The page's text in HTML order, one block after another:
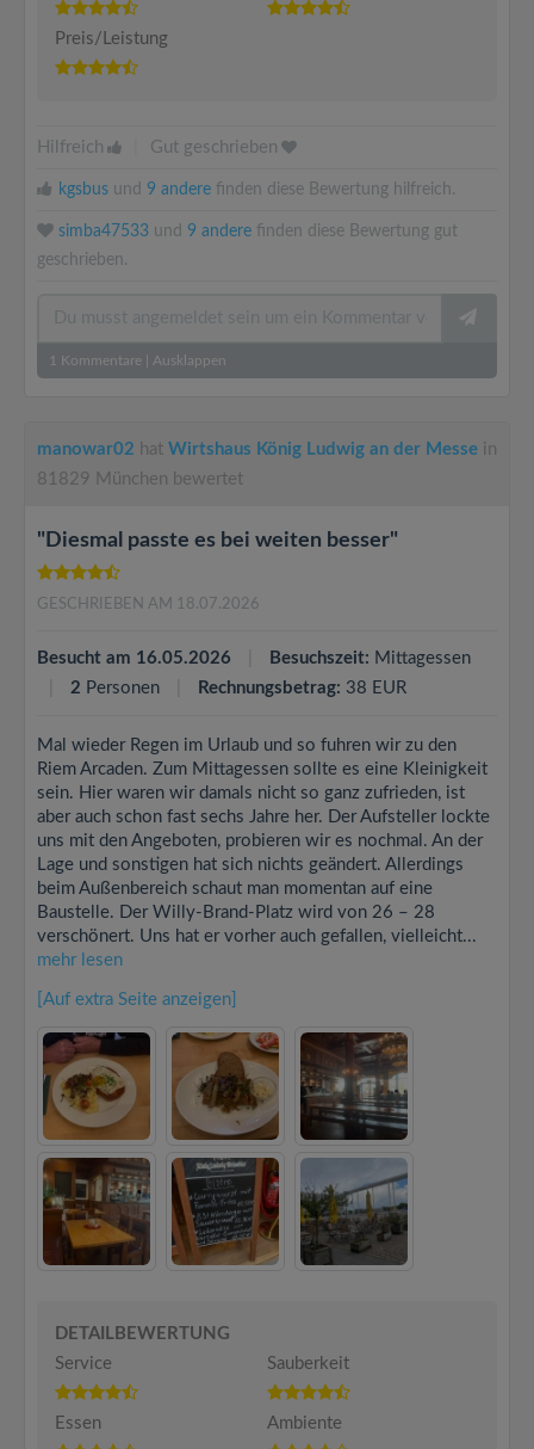
Preis/Leistung
Hilfreich Gut geschrieben
kgsbus und 9 andere finden diese Bewertung hilfreich.
simba47533 und 9 andere finden diese Bewertung gut
geschrieben.
1 Kommentare Ausklappen
manowar02 hat Wirtshaus König Ludwig an der Messe in
81829 München bewertet
"Diesmal passte es bei weiten besser"
GESCHRIEBEN AM 18.07.2026
Besucht am 16.05.2026 Besuchszeit: Mittagessen
2 Personen Rechnungsbetrag: 38 EUR
Mal wieder Regen im Urlaub und so fuhren wir zu den
Riem Arcaden. Zum Mittagessen sollte es eine Kleinigkeit
sein. Hier waren wir damals nicht so ganz zufrieden, ist
aber auch schon fast sechs Jahre her. Der Aufsteller lockte
uns mit den Angeboten, probieren wir es nochmal. An der
Lage und sonstigen hat sich nichts geändert. Allerdings
beim Außenbereich schaut man momentan auf eine
Baustelle. Der Willy-Brand-Platz wird von 26 – 28
verschönert. Uns hat er vorher auch gefallen, vielleicht...
mehr lesen
[Auf extra Seite anzeigen]
DETAILBEWERTUNG
Service
Sauberkeit
Essen Ambiente